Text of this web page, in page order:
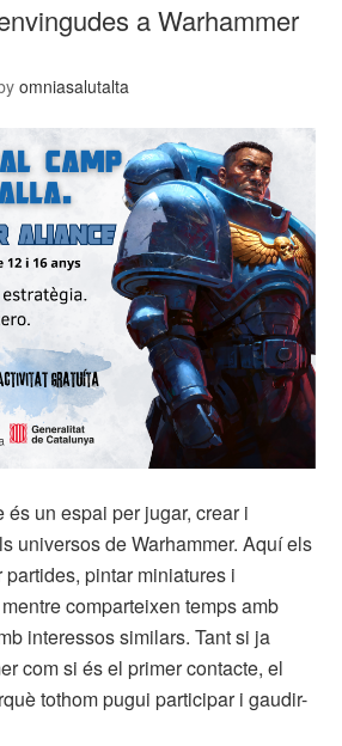
a Warhammer
omniasalutalta
és un espai per jugar, crear i
universos de Warhammer. Aquí els
pintar miniatures i
comparteixen temps amb
interessos similars. Tant si ja
com si és el primer contacte, el
tothom pugui participar i gaudir-